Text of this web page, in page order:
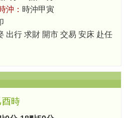
沖： 時沖甲寅
出行 求財 開市 交易 安床 赴任
酉時